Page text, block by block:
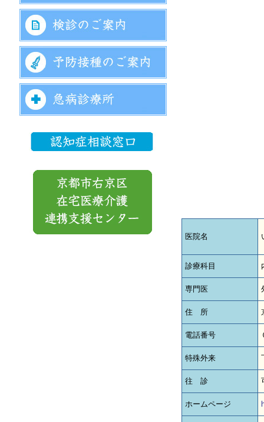
医院名
診療科目
専門医
住 所
電話番号
特殊外来
往 診
ホームページ